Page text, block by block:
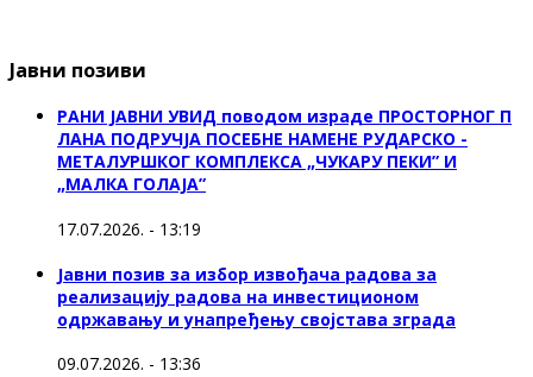
Јавни позиви
РАНИ ЈАВНИ УВИД поводом израде ПРОСТОРНОГ П
ЛАНА ПОДРУЧЈА ПОСЕБНЕ НАМЕНЕ РУДАРСКО -
МЕТАЛУРШКОГ КОМПЛЕКСА „ЧУКАРУ ПЕКИ” И
„МАЛКА ГОЛАЈА”
17.07.2026. - 13:19
Јавни позив за избор извођача радова за
реализацију радова на инвестиционом
одржавању и унапређењу својстава зграда
09.07.2026. - 13:36